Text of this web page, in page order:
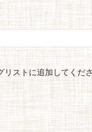
リストに追加してくだ